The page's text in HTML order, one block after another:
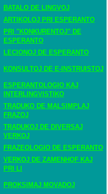
BATALO DE LINGVOJ
ARTIKOLOJ PRI ESPERANTO
PRI "KONKURENTOJ" DE
ESPERANTO
LECIONOJ DE ESPERANTO
KONSULTOJ DE E-INSTRUISTOJ
ESPERANTOLOGIO KAJ
INTERLINGVISTIKO
TRADUKO DE MALSIMPLAJ
FRAZOJ
TRADUKOJ DE DIVERSAJ
VERKOJ
FRAZEOLOGIO DE ESPERANTO
VERKOJ DE ZAMENHOF KAJ
PRI LI
PROKSIMAJ MOVADOJ